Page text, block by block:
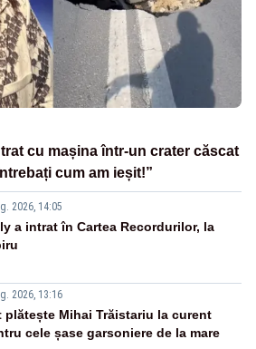
cu mașina într-un crater căscat
cum am ieșit!”
2026, 14:05
a intrat în Cartea Recordurilor, la
2026, 13:16
plătește Mihai Trăistariu la curent
cele șase garsoniere de la mare